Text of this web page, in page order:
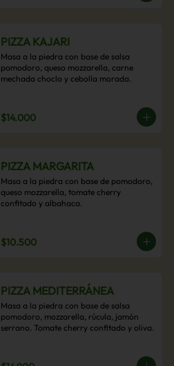
PIZZA KAJARI
Masa a la piedra con base de salsa
pomodoro, queso mozzarella, carne
mechada choclo y cebolla morada.
$14.000
PIZZA MARGARITA
Masa a la piedra con base de pomodoro,
queso mozzarella, tomate cherry
confitado y albahaca.
$10.500
PIZZA MEDITERRÁNEA
Masa a la piedra con base de salsa
pomodoro, mozzarella, rúcula, jamón
serrano. Tomate cherry confitado y oliva.